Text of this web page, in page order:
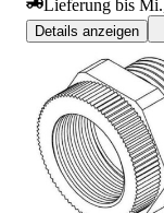
Lieferung bis
Details anzeigen